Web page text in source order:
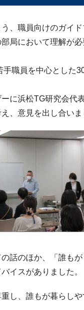
、職員向けのガイド
局において理解が
職員を中心とした
に浜松TG研究会代
、意見を出し合いま
話のほか、「誰も
イスがありました。
し、誰もが暮らし